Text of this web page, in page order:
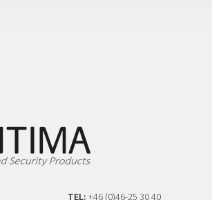
TEL: +46 (0)46-25 30 40